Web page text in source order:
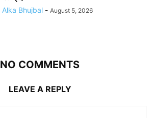
Alka Bhujbal - August 5, 2026
NO COMMENTS
LEAVE A REPLY